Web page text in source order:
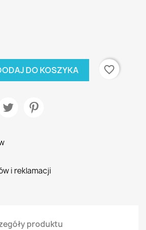
DO KOSZYKA favorite_border
i reklamacji
produktu